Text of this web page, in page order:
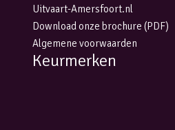
Uitvaart-Amersfoort.nl
Download onze brochure (PDF)
Algemene voorwaarden
Keurmerken